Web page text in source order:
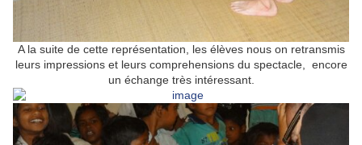
A la suite de cette représentation, les élèves nous on retransmis
leurs impressions et leurs comprehensions du spectacle, encore
un échange très intéressant.